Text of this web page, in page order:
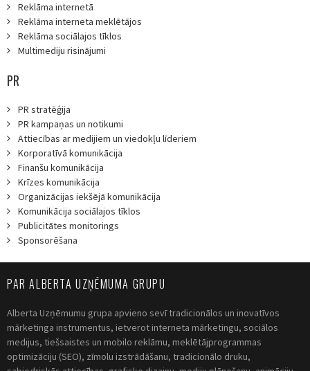
Reklāma internetā
Reklāma interneta meklētājos
Reklāma sociālajos tīklos
Multimediju risinājumi
PR
PR stratēģija
PR kampaņas un notikumi
Attiecības ar medijiem un viedokļu līderiem
Korporatīvā komunikācija
Finanšu komunikācija
Krīzes komunikācija
Organizācijas iekšējā komunikācija
Komunikācija sociālajos tīklos
Publicitātes monitorings
Sponsorēšana
PAR ALBERTA UZŅĒMUMA GRUPU
Alberta Uzņēmumu grupa apvieno sevī tradicionālos un inovatīvos
mārketinga instrumentus, ietverot interneta mārketingu, sociālos
medijus, tiešsaistes un mobilo reklāmu, meklētājprogrammas
optimizāciju (SEO), zīmolu izstrādāšanu, tradicionālo druku,